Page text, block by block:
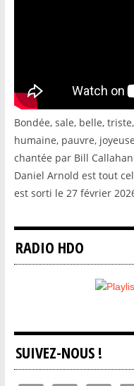
Bondée, sale, belle,
humaine, pauvre,
chantée par Bill
Daniel Arnold est tout
est sorti le 27 février
RADIO HDO
SUIVEZ-NOUS !